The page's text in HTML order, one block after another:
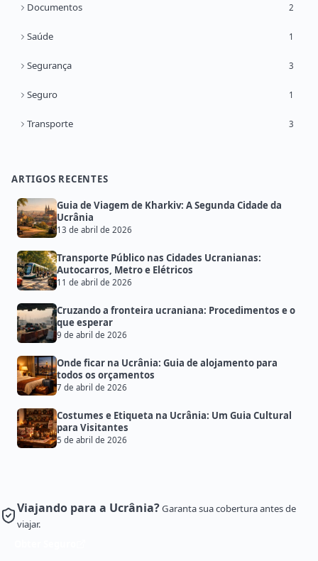
Documentos 2
Saúde 1
Segurança 3
Seguro 1
Transporte 3
ARTIGOS RECENTES
Guia de Viagem de Kharkiv: A Segunda Cidade da
Ucrânia
13 de abril de 2026
Transporte Público nas Cidades Ucranianas:
Autocarros, Metro e Elétricos
11 de abril de 2026
Cruzando a fronteira ucraniana: Procedimentos e o
que esperar
9 de abril de 2026
Onde ficar na Ucrânia: Guia de alojamento para
todos os orçamentos
7 de abril de 2026
Costumes e Etiqueta na Ucrânia: Um Guia Cultural
para Visitantes
5 de abril de 2026
Viajando para a Ucrânia?Garanta sua cobertura antes de
viajar.